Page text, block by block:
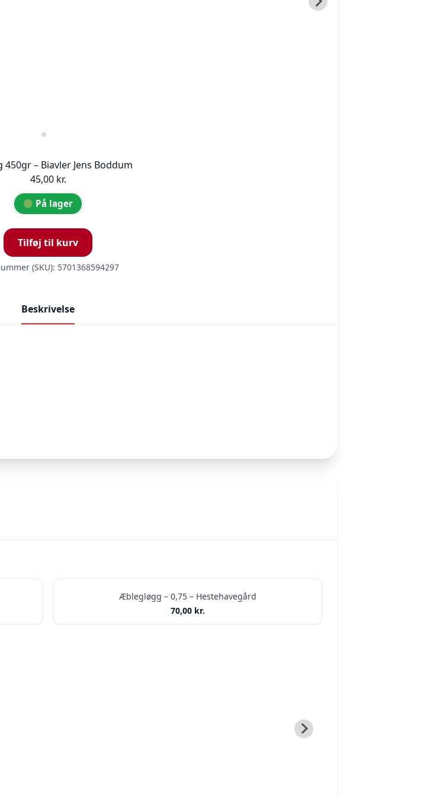
450gr – Biavler Jens Boddum
45,00 kr.
På lager
Tilføj til kurv
(SKU): 5701368594297
Beskrivelse
Æblegløgg – 0,75 – Hestehavegård
70,00 kr.